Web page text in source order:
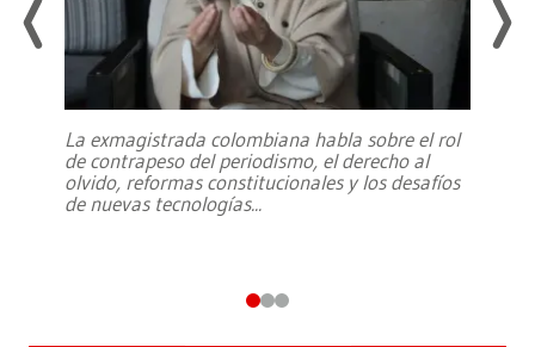
La exmagistrada colombiana habla sobre el rol
de contrapeso del periodismo, el derecho al
olvido, reformas constitucionales y los desafíos
de nuevas tecnologías...